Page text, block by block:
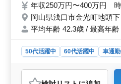
さい。
年収250万円〜400万円
岡山県浅口市金光町地頭
平均年齢 42.3歳 / 最高年齢
50代活躍中 60代活躍中 車通
調理師・調